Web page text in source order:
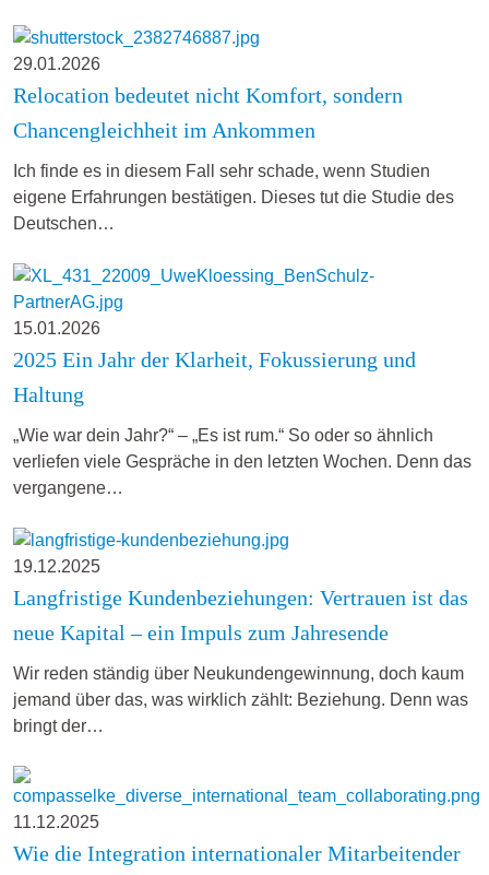
29.01.2026
Relocation bedeutet nicht Komfort, sondern
Chancengleichheit im Ankommen
Ich finde es in diesem Fall sehr schade, wenn Studien
eigene Erfahrungen bestätigen. Dieses tut die Studie des
Deutschen…
15.01.2026
2025 Ein Jahr der Klarheit, Fokussierung und
Haltung
„Wie war dein Jahr?“ – „Es ist rum.“ So oder so ähnlich
verliefen viele Gespräche in den letzten Wochen. Denn das
vergangene…
19.12.2025
Langfristige Kundenbeziehungen: Vertrauen ist das
neue Kapital – ein Impuls zum Jahresende
Wir reden ständig über Neukundengewinnung, doch kaum
jemand über das, was wirklich zählt: Beziehung. Denn was
bringt der…
11.12.2025
Wie die Integration internationaler Mitarbeitender